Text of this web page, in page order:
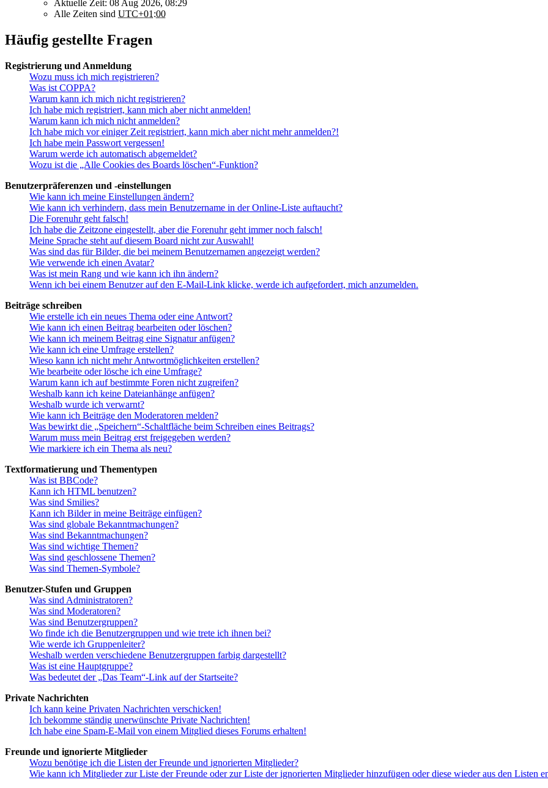
Aktuelle Zeit: 08 Aug 2026, 08:29
Alle Zeiten sind UTC+01:00
Häufig gestellte Fragen
Registrierung und Anmeldung
Wozu muss ich mich registrieren?
Was ist COPPA?
Warum kann ich mich nicht registrieren?
Ich habe mich registriert, kann mich aber nicht anmelden!
Warum kann ich mich nicht anmelden?
Ich habe mich vor einiger Zeit registriert, kann mich aber nicht mehr anmelden?!
Ich habe mein Passwort vergessen!
Warum werde ich automatisch abgemeldet?
Wozu ist die „Alle Cookies des Boards löschen“-Funktion?
Benutzerpräferenzen und -einstellungen
Wie kann ich meine Einstellungen ändern?
Wie kann ich verhindern, dass mein Benutzername in der Online-Liste auftaucht?
Die Forenuhr geht falsch!
Ich habe die Zeitzone eingestellt, aber die Forenuhr geht immer noch falsch!
Meine Sprache steht auf diesem Board nicht zur Auswahl!
Was sind das für Bilder, die bei meinem Benutzernamen angezeigt werden?
Wie verwende ich einen Avatar?
Was ist mein Rang und wie kann ich ihn ändern?
Wenn ich bei einem Benutzer auf den E-Mail-Link klicke, werde ich aufgefordert, mich anzumelden.
Beiträge schreiben
Wie erstelle ich ein neues Thema oder eine Antwort?
Wie kann ich einen Beitrag bearbeiten oder löschen?
Wie kann ich meinem Beitrag eine Signatur anfügen?
Wie kann ich eine Umfrage erstellen?
Wieso kann ich nicht mehr Antwortmöglichkeiten erstellen?
Wie bearbeite oder lösche ich eine Umfrage?
Warum kann ich auf bestimmte Foren nicht zugreifen?
Weshalb kann ich keine Dateianhänge anfügen?
Weshalb wurde ich verwarnt?
Wie kann ich Beiträge den Moderatoren melden?
Was bewirkt die „Speichern“-Schaltfläche beim Schreiben eines Beitrags?
Warum muss mein Beitrag erst freigegeben werden?
Wie markiere ich ein Thema als neu?
Textformatierung und Thementypen
Was ist BBCode?
Kann ich HTML benutzen?
Was sind Smilies?
Kann ich Bilder in meine Beiträge einfügen?
Was sind globale Bekanntmachungen?
Was sind Bekanntmachungen?
Was sind wichtige Themen?
Was sind geschlossene Themen?
Was sind Themen-Symbole?
Benutzer-Stufen und Gruppen
Was sind Administratoren?
Was sind Moderatoren?
Was sind Benutzergruppen?
Wo finde ich die Benutzergruppen und wie trete ich ihnen bei?
Wie werde ich Gruppenleiter?
Weshalb werden verschiedene Benutzergruppen farbig dargestellt?
Was ist eine Hauptgruppe?
Was bedeutet der „Das Team“-Link auf der Startseite?
Private Nachrichten
Ich kann keine Privaten Nachrichten verschicken!
Ich bekomme ständig unerwünschte Private Nachrichten!
Ich habe eine Spam-E-Mail von einem Mitglied dieses Forums erhalten!
Freunde und ignorierte Mitglieder
Wozu benötige ich die Listen der Freunde und ignorierten Mitglieder?
Wie kann ich Mitglieder zur Liste der Freunde oder zur Liste der ignorierten Mitglieder hinzufügen oder diese wieder aus den Listen